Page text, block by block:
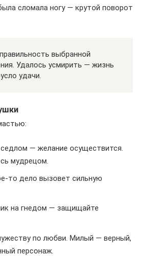
сломала ногу — крутой поворот
выбранной
Удалось усмирить — жизнь
удачи.
— желание осуществится.
мудрецом.
то дело вызовет сильную
на гнедом — защищайте
по любви. Милый — верный,
персонаж.